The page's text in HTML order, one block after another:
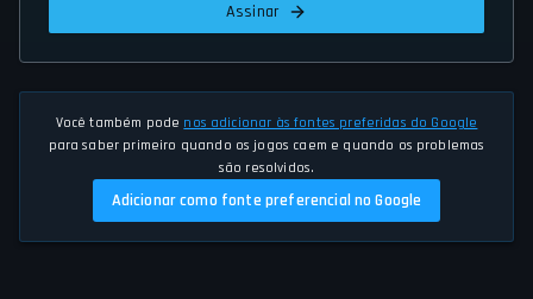
Assinar
Você também pode nos adicionar às fontes preferidas do Google
para saber primeiro quando os jogos caem e quando os problemas
são resolvidos.
Adicionar como fonte preferencial no Google